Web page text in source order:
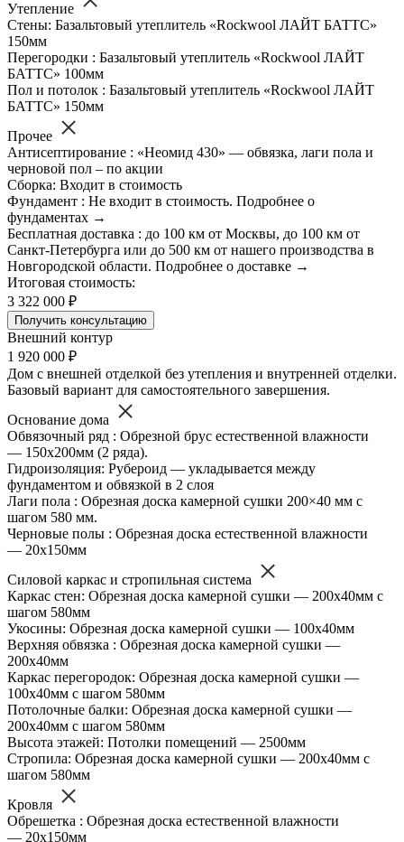
Утепление
Стены: Базальтовый утеплитель «Rockwool ЛАЙТ БАТТС»
150мм
Перегородки : Базальтовый утеплитель «Rockwool ЛАЙТ
БАТТС» 100мм
Пол и потолок : Базальтовый утеплитель «Rockwool ЛАЙТ
БАТТС» 150мм
Прочее
Антисептирование : «Неомид 430» — обвязка, лаги пола и
черновой пол – по акции
Сборка: Входит в стоимость
Фундамент : Не входит в стоимость. Подробнее о
фундаментах →
Бесплатная доставка : до 100 км от Москвы, до 100 км от
Санкт-Петербурга или до 500 км от нашего производства в
Новгородской области. Подробнее о доставке →
Итоговая стоимость:
3 322 000 ₽
Получить консультацию
Внешний контур
1 920 000 ₽
Дом с внешней отделкой без утепления и внутренней отделки.
Базовый вариант для самостоятельного завершения.
Основание дома
Обвязочный ряд : Обрезной брус естественной влажности
— 150х200мм (2 ряда).
Гидроизоляция: Рубероид — укладывается между
фундаментом и обвязкой в 2 слоя
Лаги пола : Обрезная доска камерной сушки 200×40 мм с
шагом 580 мм.
Черновые полы : Обрезная доска естественной влажности
— 20х150мм
Силовой каркас и стропильная система
Каркас стен: Обрезная доска камерной сушки — 200х40мм с
шагом 580мм
Укосины: Обрезная доска камерной сушки — 100х40мм
Верхняя обвязка : Обрезная доска камерной сушки —
200х40мм
Каркас перегородок: Обрезная доска камерной сушки —
100х40мм с шагом 580мм
Потолочные балки: Обрезная доска камерной сушки —
200х40мм с шагом 580мм
Высота этажей: Потолки помещений — 2500мм
Стропила: Обрезная доска камерной сушки — 200х40мм с
шагом 580мм
Кровля
Обрешетка : Обрезная доска естественной влажности
— 20х150мм